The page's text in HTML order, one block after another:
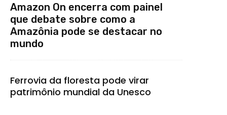
Amazon On encerra com painel
que debate sobre como a
Amazônia pode se destacar no
mundo
Ferrovia da floresta pode virar
patrimônio mundial da Unesco